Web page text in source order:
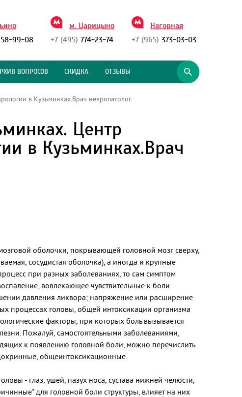
99-08
м. Царицыно
+7 (495) 774-23-74
Нагорная
+7 (965) 373-03-03
ВОПРОСОВ СКИДКА ОТЗЫВЫ
в Кузьминках.Врач невропатолог.
Центр
в Кузьминках.Врач
оболочки, покрывающей головной мозг сверху,
сосудистая оболочка), а иногда и крупные
при разных заболеваниях, то сам симптом
вовлекающее чувствительные к боли
давления ликвора; напряжение или расширение
процессах головы, общей интоксикации организма
факторы, при которых боль вызывается
Пожалуй, самостоятельными заболеваниями,
к появлению головной боли, можно перечислить
общеинтоксикационные.
- глаз, ушей, пазух носа, сустава нижней челюсти,
для головной боли структуры, влияет на них